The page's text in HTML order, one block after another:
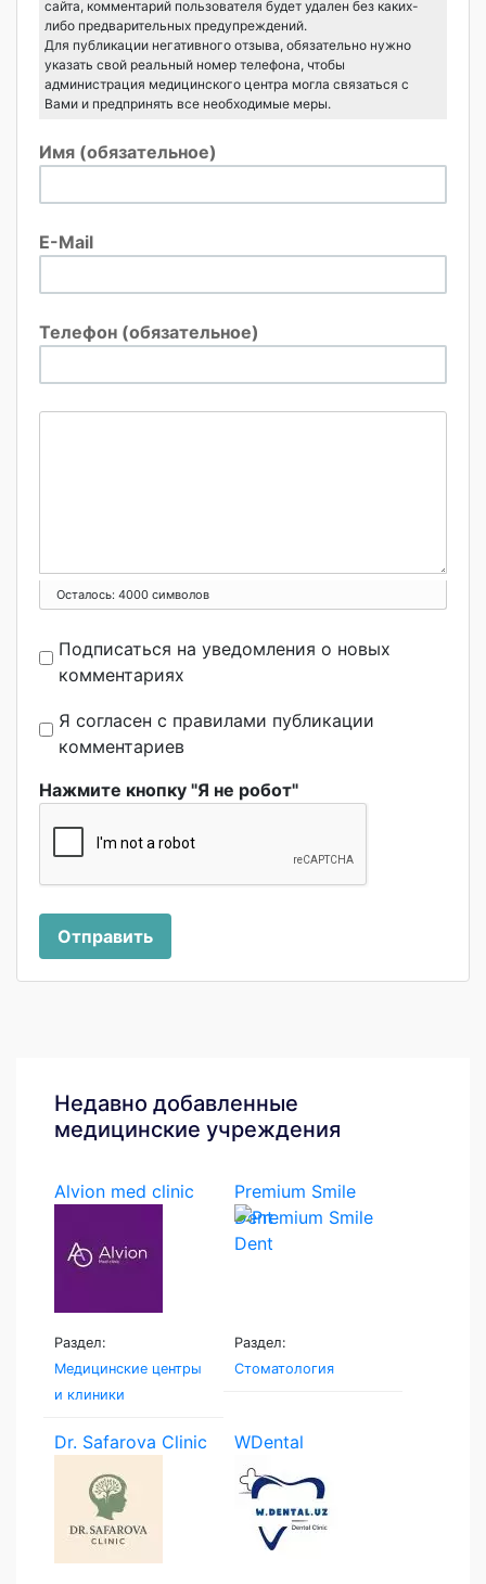
сайта, комментарий пользователя будет удален без каких-
либо предварительных предупреждений.
Для публикации негативного отзыва, обязательно нужно
указать свой реальный номер телефона, чтобы
администрация медицинского центра могла связаться с
Вами и предпринять все необходимые меры.
Имя (обязательное)
E-Mail
Телефон (обязательное)
Осталось: 4000 символов
Подписаться на уведомления о новых
комментариях
Я согласен с правилами публикации
комментариев
Нажмите кнопку "Я не робот"
Отправить
Недавно добавленные
медицинские учреждения
Alvion med clinic
Раздел:
Медицинские центры
и клиники
Premium Smile
Dent
Раздел:
Стоматология
Dr. Safarova Clinic WDental